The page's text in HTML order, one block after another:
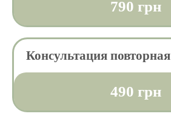
790 грн
Консультация повторная
490 грн